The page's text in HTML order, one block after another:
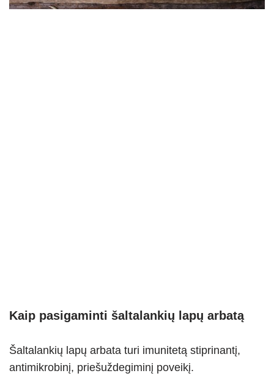
Kaip pasigaminti šaltalankių lapų arbatą
Šaltalankių lapų arbata turi imunitetą stiprinantį,
antimikrobinį, priešuždegiminį poveikį.